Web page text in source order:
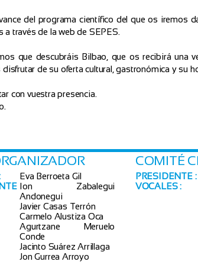
del programa científico del que os iremos
a través de la web de SEPES.
que descubráis Bilbao, que os recibirá una
de su oferta cultural, gastronómica y su
con vuestra presencia.
Eva Berroeta Gil
Ion Zabalegui
Andonegui
Javier Casas Terrón
Carmelo Alustiza Oca
Agurtzane Meruelo
Conde
Jacinto Suárez Arrillaga
Jon Gurrea Arroyo
COMITÉ
PRESIDENTE :
VOCALES :